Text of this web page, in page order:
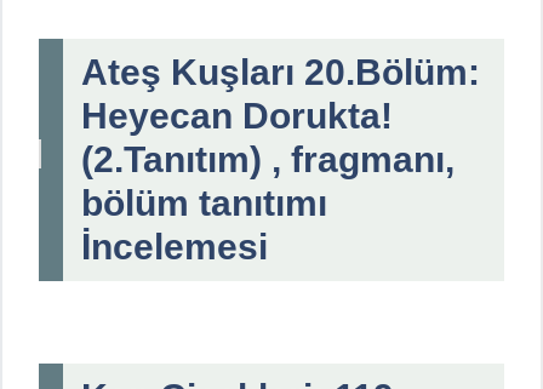
Ateş Kuşları 20.Bölüm:
Heyecan Dorukta!
(2.Tanıtım) , fragmanı,
bölüm tanıtımı
İncelemesi